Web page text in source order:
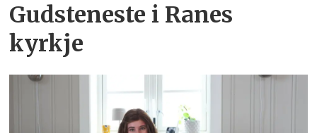
Gudsteneste i Ranes
kyrkje